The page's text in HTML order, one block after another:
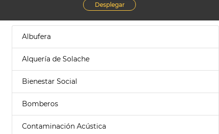
Desplegar
Albufera
Alquería de Solache
Bienestar Social
Bomberos
Contaminación Acústica